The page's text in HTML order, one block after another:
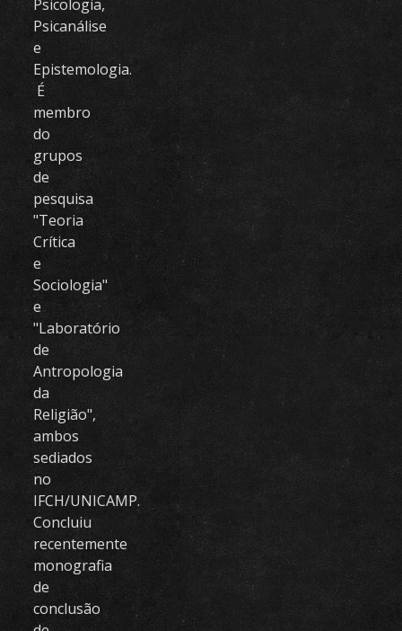
Psicologia,
Psicanálise
e
Epistemologia.
É
membro
do
grupos
de
pesquisa
"Teoria
Crítica
e
Sociologia"
e
"Laboratório
de
Antropologia
da
Religião",
ambos
sediados
no
IFCH/UNICAMP.
Concluiu
recentemente
monografia
de
conclusão